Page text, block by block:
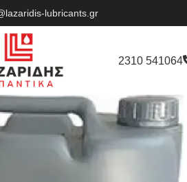
lubricants.gr
2310 541064